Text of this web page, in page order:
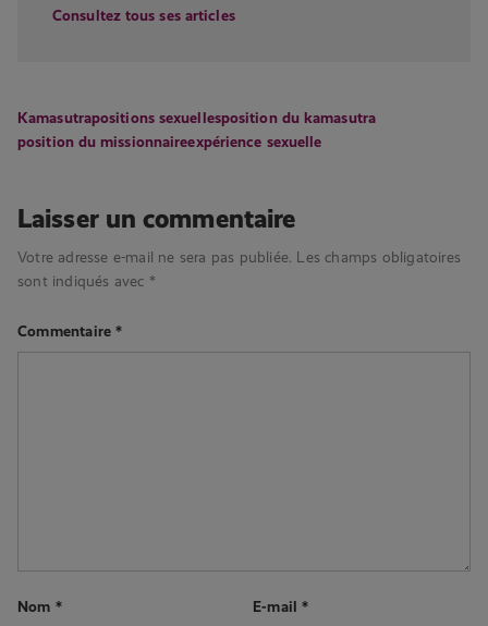
Consultez tous ses articles
Kamasutrapositions sexuellesposition du kamasutra
position du missionnaireexpérience sexuelle
Laisser un commentaire
Votre adresse e-mail ne sera pas publiée. Les champs obligatoires
sont indiqués avec *
Commentaire*
Nom * E-mail*